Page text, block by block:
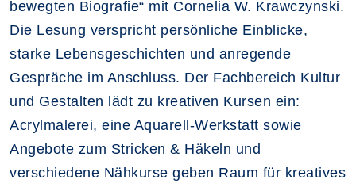
bewegten Biografie“ mit Cornelia W. Krawczynski.
Die Lesung verspricht persönliche Einblicke,
starke Lebensgeschichten und anregende
Gespräche im Anschluss. Der Fachbereich Kultur
und Gestalten lädt zu kreativen Kursen ein:
Acrylmalerei, eine Aquarell‑Werkstatt sowie
Angebote zum Stricken & Häkeln und
verschiedene Nähkurse geben Raum für kreatives